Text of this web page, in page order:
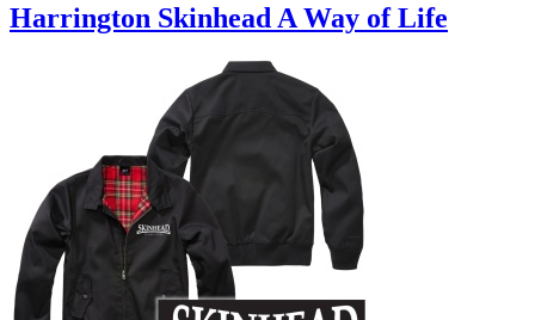
Harrington Skinhead A Way of Life